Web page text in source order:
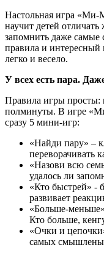
Настольная игра «Ми-
научит детей
запомнить даже
правила и интересный
легко и весело.
У всех есть пара.
Правила игры просты:
полминуты. В игре «
сразу 5 мини-игр:
«Найди пару» –
переворачивать
«Назови всю
удалось ли
«Кто быстрей» -
развивает
«Больше-
Кто больше,
«Очки и
самых